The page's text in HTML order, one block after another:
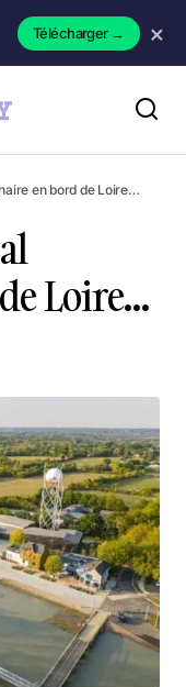
Télécharger→ ×
en bord de Loire…
Loire…